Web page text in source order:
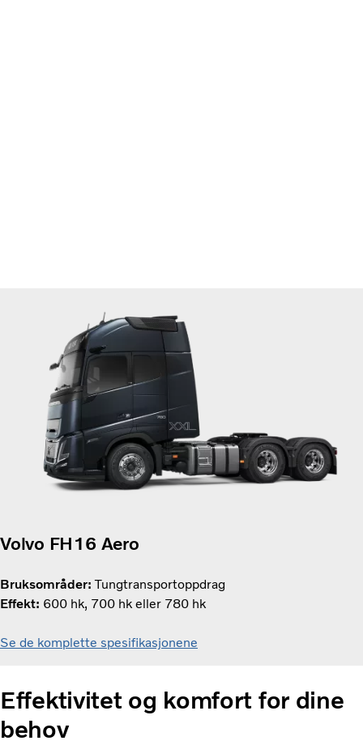
Volvo FH16 Aero
Bruksområder: Tungtransportoppdrag
Effekt: 600 hk, 700 hk eller 780 hk
Se de komplette spesifikasjonene
Effektivitet og komfort for dine
behov